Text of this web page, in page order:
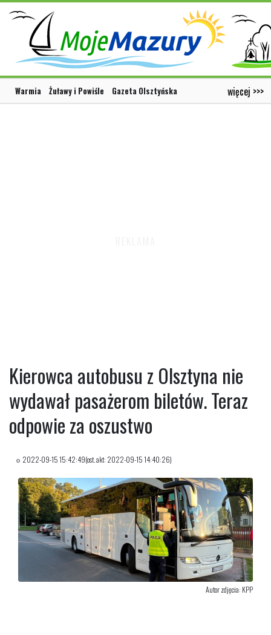
Warmia Żuławy i Powiśle Gazeta Olsztyńska więcej >>>
Kierowca autobusu z Olsztyna nie
wydawał pasażerom biletów. Teraz
odpowie za oszustwo
2022-09-15 15:42:49(ost. akt: 2022-09-15 14:40:26)
Autor zdjęcia: KPP